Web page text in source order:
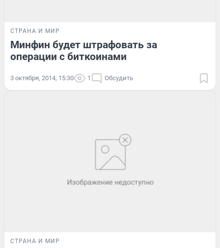
СТРАНА И МИР
Минфин будет штрафовать за
операции с биткоинами
3 октября, 2014, 15:30 1 Обсудить
СТРАНА И МИР